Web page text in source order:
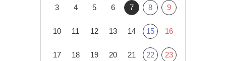
3 4 5 6 7 8 9
10 11 12 13 14 15 16
17 18 19 20 21 22 23